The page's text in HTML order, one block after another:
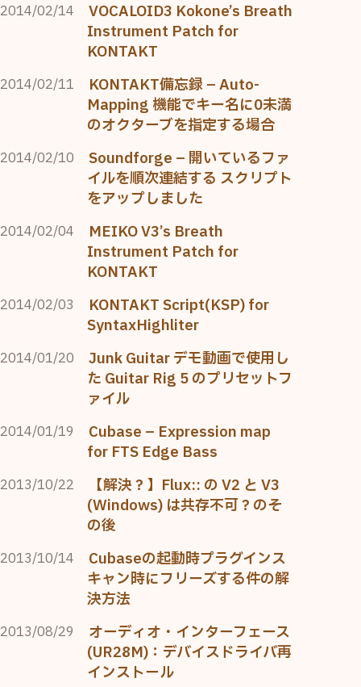
2014/02/14
VOCALOID3 Kokone’s Breath
Instrument Patch for
KONTAKT
2014/02/11
KONTAKT備忘録 – Auto-
Mapping 機能でキー名に0未満
のオクターブを指定する場合
2014/02/10
Soundforge – 開いているファ
イルを順次連結する スクリプト
をアップしました
2014/02/04
MEIKO V3’s Breath
Instrument Patch for
KONTAKT
2014/02/03
KONTAKT Script(KSP) for
SyntaxHighliter
2014/01/20
Junk Guitar デモ動画で使用し
た Guitar Rig 5 のプリセットフ
ァイル
2014/01/19
Cubase – Expression map
for FTS Edge Bass
2013/10/22
【解決？】Flux:: の V2 と V3
(Windows) は共存不可？のそ
の後
2013/10/14
Cubaseの起動時プラグインス
キャン時にフリーズする件の解
決方法
2013/08/29
オーディオ・インターフェース
(UR28M)：デバイスドライバ再
インストール